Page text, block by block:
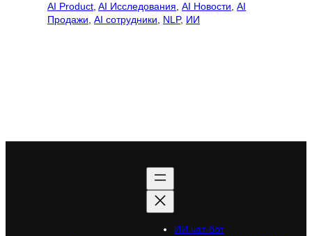
AI Product AI Исследования AI Новости AI
Продажи AI сотрудники NLP, ИИ
ИИ чат-бот